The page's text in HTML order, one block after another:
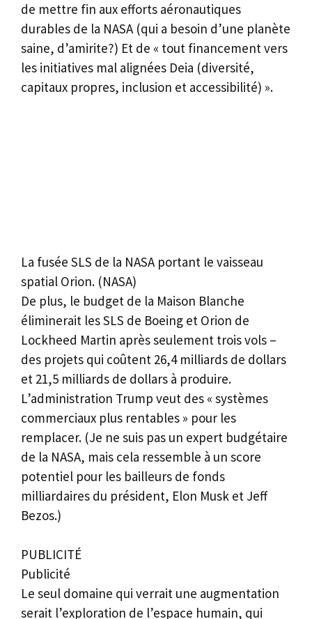
de mettre fin aux efforts aéronautiques
durables de la NASA (qui a besoin d’une planète
saine, d’amirite?) Et de « tout financement vers
les initiatives mal alignées Deia (diversité,
capitaux propres, inclusion et accessibilité) ».
La fusée SLS de la NASA portant le vaisseau
spatial Orion. (NASA)
De plus, le budget de la Maison Blanche
éliminerait les SLS de Boeing et Orion de
Lockheed Martin après seulement trois vols –
des projets qui coûtent 26,4 milliards de dollars
et 21,5 milliards de dollars à produire.
L’administration Trump veut des « systèmes
commerciaux plus rentables » pour les
remplacer. (Je ne suis pas un expert budgétaire
de la NASA, mais cela ressemble à un score
potentiel pour les bailleurs de fonds
milliardaires du président, Elon Musk et Jeff
Bezos.)
PUBLICITÉ
Publicité
Le seul domaine qui verrait une augmentation
serait l’exploration de l’espace humain, qui